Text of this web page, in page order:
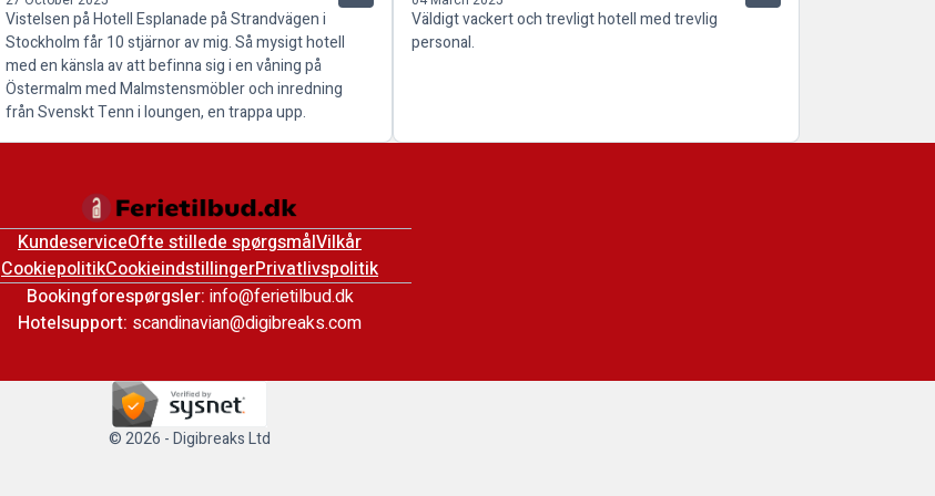
Vistelsen på Hotell Esplanade på Strandvägen i
Stockholm får 10 stjärnor av mig. Så mysigt hotell
med en känsla av att befinna sig i en våning på
Östermalm med Malmstensmöbler och inredning
från Svenskt Tenn i loungen, en trappa upp.
Väldigt vackert och trevligt hotell med trevlig
personal.
KundeserviceOfte stillede spørgsmålVilkår
CookiepolitikCookieindstillingerPrivatlivspolitik
Bookingforespørgsler: info@ferietilbud.dk
Hotelsupport: scandinavian@digibreaks.com
© 2026 - Digibreaks Ltd